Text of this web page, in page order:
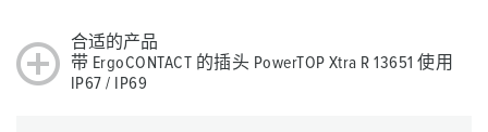
合适的产品
带 ErgoCONTACT 的插头 PowerTOP Xtra R 13651 使用
IP67 / IP69